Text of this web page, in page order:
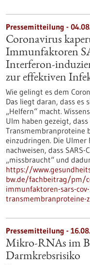
Pressemitteilung -
Coronavirus
Immunfaktoren
Interferon-
zur effektiven
Wie gelingt es dem
Das liegt daran, dass es
„Helfern“ macht.
Ulm haben gezeigt,
Transmembranproteine
einzudringen. Die Ulmer
nachweisen, dass
„missbraucht“ und
https://
bw.de/fachbeitrag/pm/
immunfaktoren-sars-
transmembranproteine-
Pressemitteilung -
Mikro-RNAs im
Darmkrebsrisiko